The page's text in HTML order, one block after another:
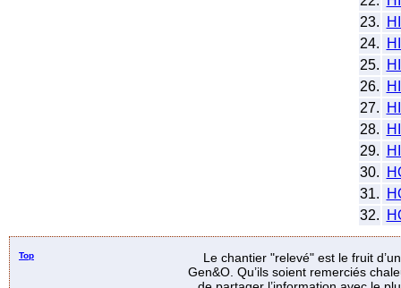
23.
24.
25.
26.
27.
28.
29.
30.
31.
32.
Top
Le chantier "relevé" est le fruit
Gen&O. Qu’ils soient remerciés